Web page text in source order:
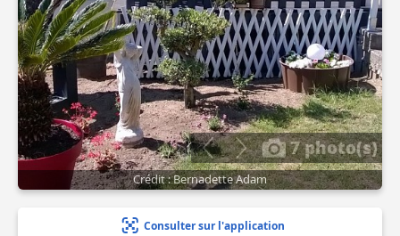
7 photo(s)
Crédit : Bernadette Adam
Consulter sur l'application